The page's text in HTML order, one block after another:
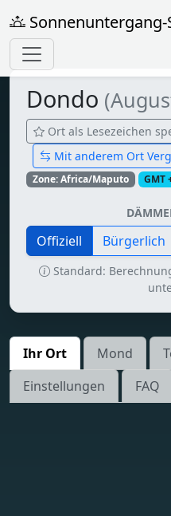
Dondo
Ort als Lesezeichen
Mit anderem Ort
Zone: Africa/Maputo GMT
Offiziell Bürgerlich
Standard:
Ihr Ort Mond
Einstellungen
FAQ